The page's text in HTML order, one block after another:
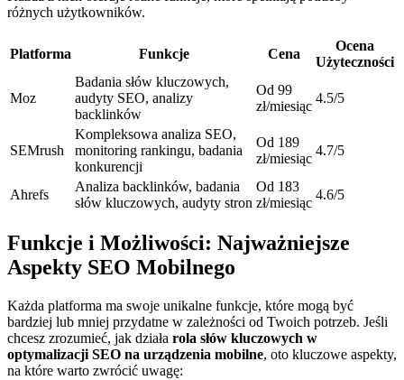
różnych użytkowników.
Platforma Funkcje Cena
Ocena
Użyteczności
Moz
Badania słów kluczowych,
audyty SEO, analizy
backlinków
Od 99
zł/miesiąc
4.5/5
SEMrush
Kompleksowa analiza SEO,
monitoring rankingu, badania
konkurencji
Od 189
zł/miesiąc
4.7/5
Ahrefs
Analiza backlinków, badania
słów kluczowych, audyty stron
Od 183
zł/miesiąc
4.6/5
Funkcje i Możliwości: Najważniejsze
Aspekty SEO Mobilnego
Każda platforma ma swoje unikalne funkcje, które mogą być
bardziej lub mniej przydatne w zależności od Twoich potrzeb. Jeśli
chcesz zrozumieć, jak działa rola słów kluczowych w
optymalizacji SEO na urządzenia mobilne, oto kluczowe aspekty,
na które warto zwrócić uwagę: